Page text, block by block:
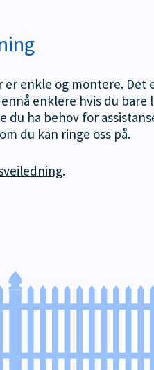
enkle og montere. Det
enklere hvis du bare
du ha behov for
du kan ringe oss på.
.